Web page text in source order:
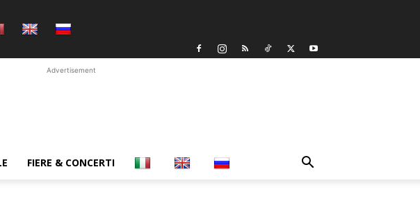
Advertisement
FIERE & CONCERTI